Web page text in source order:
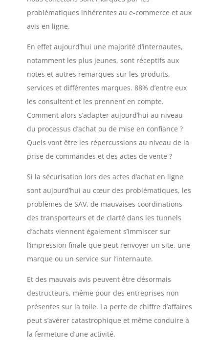
problématiques inhérentes au e-commerce et aux
avis en ligne.
En effet aujourd’hui une majorité d’internautes,
notamment les plus jeunes, sont réceptifs aux
notes et autres remarques sur les produits,
services et différentes marques. 88% d’entre eux
les consultent et les prennent en compte.
Comment alors s’adapter aujourd’hui au niveau
du processus d’achat ou de mise en confiance ?
Quels vont être les répercussions au niveau de la
prise de commandes et des actes de vente ?
Si la sécurisation lors des actes d’achat en ligne
sont aujourd’hui au cœur des problématiques, les
problèmes de SAV, de mauvaises coordinations
des transporteurs et de clarté dans les tunnels
d’achats viennent également s’immiscer sur
l’impression finale que peut renvoyer un site, une
marque ou un service sur l’internaute.
Et des mauvais avis peuvent être désormais
destructeurs, même pour des entreprises non
présentes sur la toile. La perte de chiffre d’affaires
peut s’avérer catastrophique et même conduire à
la fermeture d’une activité.